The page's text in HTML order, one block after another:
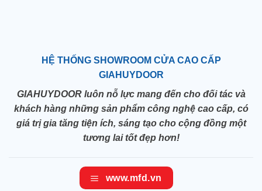
HỆ THỐNG SHOWROOM CỬA CAO CẤP
GIAHUYDOOR
GIAHUYDOOR luôn nỗ lực mang đến cho đối tác và
khách hàng những sản phẩm công nghệ cao cấp, có
giá trị gia tăng tiện ích, sáng tạo cho cộng đồng một
tương lai tốt đẹp hơn!
www.mfd.vn